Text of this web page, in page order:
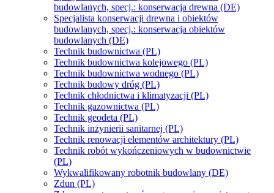
budowlanych, specj.: konserwacja drewna (DE)
Specjalista konserwacji drewna i obiektów
budowlanych, specj.: konserwacja obiektów
budowlanych (DE)
Technik budownictwa (PL)
Technik budownictwa kolejowego (PL)
Technik budownictwa wodnego (PL)
Technik budowy dróg (PL)
Technik chłodnictwa i klimatyzacji (PL)
Technik gazownictwa (PL)
Technik geodeta (PL)
Technik inżynierii sanitarnej (PL)
Technik renowacji elementów architektury (PL)
Technik robót wykończeniowych w budownictwie
(PL)
Wykwalifikowany robotnik budowlany (DE)
Zdun (PL)